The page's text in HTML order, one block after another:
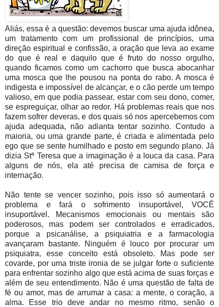
Aliás, essa é a questão: devemos buscar uma ajuda idônea,
um tratamento com um profissional de princípios, uma
direção espiritual e confissão, a oração que leva ao exame
do que é real e daquilo que é fruto do nosso orgulho,
quando ficamos como um cachorro que busca abocanhar
uma mosca que lhe pousou na ponta do rabo. A mosca é
indigesta e impossível de alcançar, e o cão perde um tempo
valioso, em que podia passear, estar com seu dono, comer,
se espreguiçar, olhar ao redor. Há problemas reais que nos
fazem sofrer deveras, e dos quais só nos apercebemos com
ajuda adequada, não adianta tentar sozinho. Contudo a
maioria, ou uma grande parte, é criada e alimentada pelo
ego que se sente humilhado e posto em segundo plano. Já
dizia Stª Teresa que a imaginação é a louca da casa. Para
alguns de nós, ela até precisa de camisa de força e
internação.
Não tente se vencer sozinho, pois isso só aumentará o
problema e fará o sofrimento insuportável, VOCÊ
insuportável. Mecanismos emocionais ou mentais são
poderosos, mas podem ser controlados e erradicados,
porque a psicanálise, a psiquiatria e a farmacologia
avançaram bastante. Ninguém é louco por procurar um
psiquiatra, esse conceito está obsoleto. Mas pode ser
covarde, por uma triste ironia de se julgar forte o suficiente
para enfrentar sozinho algo que está acima de suas forças e
além de seu entendimento. Não é uma questão de falta de
fé ou amor, mas de arrumar a casa: a mente, o coração, a
alma. Esse trio deve andar no mesmo ritmo, senão o